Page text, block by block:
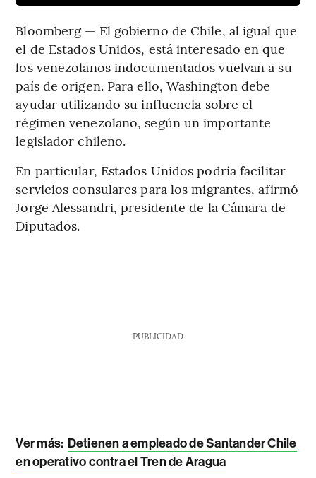
Bloomberg — El gobierno de Chile, al igual que
el de Estados Unidos, está interesado en que
los venezolanos indocumentados vuelvan a su
país de origen. Para ello, Washington debe
ayudar utilizando su influencia sobre el
régimen venezolano, según un importante
legislador chileno.
En particular, Estados Unidos podría facilitar
servicios consulares para los migrantes, afirmó
Jorge Alessandri, presidente de la Cámara de
Diputados.
PUBLICIDAD
Ver más: Detienen a empleado de Santander Chile
en operativo contra el Tren de Aragua